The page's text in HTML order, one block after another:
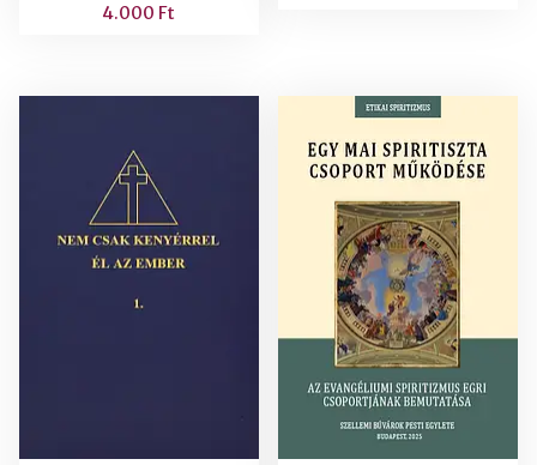
4.000 Ft